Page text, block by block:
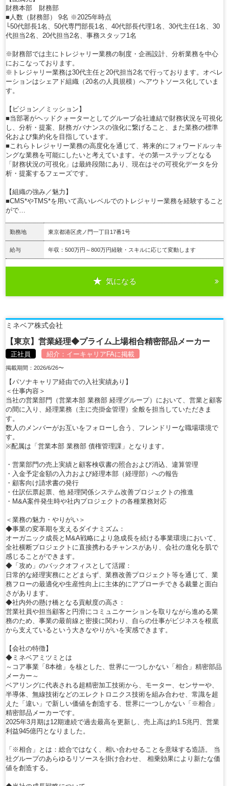
財務本部 財務部
■人数（財務部） 9名 ※2025年時点
└50代部長1名、50代専門部長1名、40代部長代理1名、30代主任1名、30
代担当2名、20代担当2名、事務スタッフ1名
※財務部では主にトレジャリー業務の制度・企画設計、分析業務を中心
におこなっております。
※トレジャリー業務は30代主任と20代担当2名で行っております。オペレ
ーションはシェアド組織（20名の人員規模）へアウトソース化していま
す。
【ビジョン／ミッション】
■当部署がヘッドクォーターとしてグループ会社連結で財務状況を可視化
し、分析・提案、財務ガバナンスの強化に繋げること、また業務の標準
化および集約化を目指しています。
■これらトレジャリー業務の高度化を通じて、将来的にフォワードルッキ
ングな業務を可能にしたいと考えています。その第一ステップとなる
「財務状況の可視化」は最終段階にあり、現在はその可視化データを分
析・提案するフェーズです。
【組織の強み／魅力】
■CMS*やTMS*を用いて高いレベルでのトレジャリー業務を経験すること
がで…
勤務地 東京都港区虎ノ門一丁目17番1号
給与 年収：500万円～800万円経験・スキルに応じて変動します
気になる
ミネベア株式会社
【東京】営業経理◆プライム上場相合精密部品メーカー
正社員 紹介： イーキャリアFAに掲載
掲載期間：2026/6/26〜
【パソナキャリア経由での入社実績あり】
＜仕事内容＞
当社の営業部門（営業本部 業務部 経理グループ）において、営業と顧客
の間に入り、経理業務（主に売掛金管理）全般を担当していただきま
す。
数人のメンバーがお互いをフォローし合う、フレンドリーな職場環境で
す。
※配属は「営業本部 業務部 債権管理課」となります。
・営業部門の売上実績と顧客検収書の照合および消込、違算管理
・入金予定金額の入力および経理本部（経理部）への報告
・顧客向け請求書の発行
・仕訳伝票起票、他 経理関係システム改善プロジェクトの推進
・M&A案件発生時や社内プロジェクトの各種業務対応
＜業務の魅力・やりがい＞
◆事業の変革期を支えるダイナミズム：
オーガニック成長とM&A戦略により急成長を続ける事業環境において、
全社横断プロジェクトに直接携わるチャンスがあり、会社の進化を肌で
感じることができます。
◆「攻め」のバックオフィスとして活躍：
日常的な経理実務にとどまらず、業務改善プロジェクト等を通じて、業
務フローの最適化や生産性向上に主体的にアプローチできる裁量と面白
さがあります。
◆社内外の懸け橋となる貢献度の高さ：
営業社員や担当顧客と円滑にコミュニケーションを取りながら進める業
務のため、事業の最前線と密接に関わり、自らの仕事がビジネスを根底
から支えているという大きなやりがいを実感できます。
【会社の特徴】
◆ミネベアミツミとは
～コア事業「8本槍」を核とした、世界に一つしかない「相合」精密部品
メーカー～
ベアリングに代表される超精密加工技術から、モーター、センサーや、
半導体、無線技術などのエレクトロニクス技術を組み合わせ、常識を超
えた「違い」で新しい価値を創造する、世界に一つしかない「※相合」
精密部品メーカーです。
2025年3月期は12期連続で過去最高を更新し、売上高は約1.5兆円、営業
利益945億円となりました。
「※相合」とは：総合ではなく、相い合わせることを意味する造語。 当
社グループのあらゆるリソースを掛け合わせ、 相乗効果により新たな価
値を創造する。